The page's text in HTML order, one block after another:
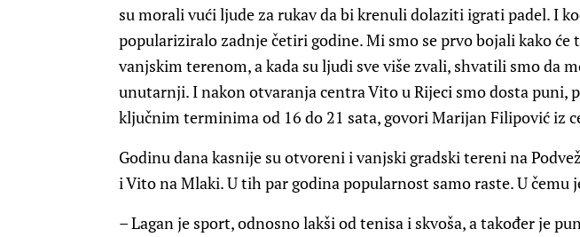
su morali vući ljude za rukav da bi krenuli dolaziti igrati padel. I
populariziralo zadnje četiri godine. Mi smo se prvo bojali kako će
vanjskim terenom, a kada su ljudi sve više zvali, shvatili smo da
unutarnji. I nakon otvaranja centra Vito u Rijeci smo dosta puni,
ključnim terminima od 16 do 21 sata, govori Marijan Filipović iz
Godinu dana kasnije su otvoreni i vanjski gradski tereni na
i Vito na Mlaki. U tih par godina popularnost samo raste. U čemu
– Lagan je sport, odnosno lakši od tenisa i skvoša, a također je